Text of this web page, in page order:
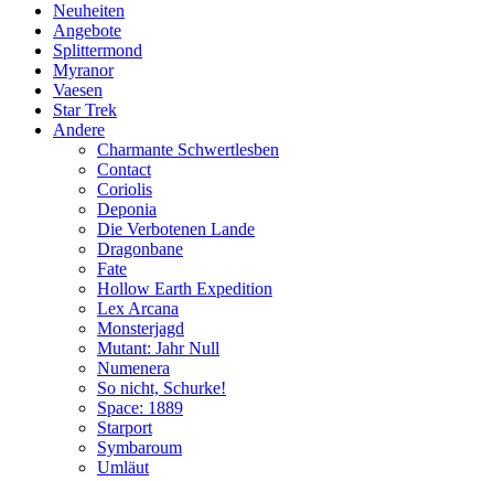
Neuheiten
Angebote
Splittermond
Myranor
Vaesen
Star Trek
Andere
Charmante Schwertlesben
Contact
Coriolis
Deponia
Die Verbotenen Lande
Dragonbane
Fate
Hollow Earth Expedition
Lex Arcana
Monsterjagd
Mutant: Jahr Null
Numenera
So nicht, Schurke!
Space: 1889
Starport
Symbaroum
Umläut